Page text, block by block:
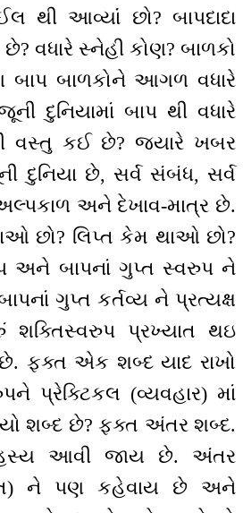
થી આવ્યાંં છો? બાપદાદા
વધારે સ્નેહી કોણ? બાળકો
બાળકોને આગળ વધારે
બાપ થી વધારે
વસ્તુ કઈ છે? જ્યારે ખબર
દુનિયા છે, સર્વ સંબંધ, સર્વ
અલ્પકાળ અને દેખાવ-માત્ર છે.
છો? લિપ્ત કેમ થાઓ છો?
અને બાપનાં ગુપ્ત સ્વરુપ ને
ગુપ્ત કર્તવ્ય ને પ્રત્યક્ષ
શક્તિસ્વરુપ પ્રખ્યાત થઇ
ફક્ત એક શબ્દ યાદ રાખો
પ્રેક્ટિકલ (વ્યવહાર) માં
શબ્દ છે? ફક્ત અંતર શબ્દ.
આવી જાય છે. અંતર
ને પણ કહેવાય છે અને